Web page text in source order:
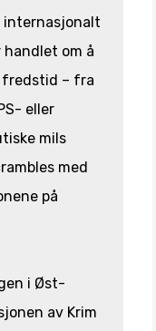
internasjonalt
om å
fredstid – fra
eller
mils
med
på
i Øst-
av Krim